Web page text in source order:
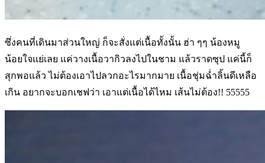
ซึ่งคนที่เดินมาส่วนใหญ่ ก็จะสั่งแต่เนื้อทั้งนั้น ฮ่า ๆๆ น้องหมู
น้อยใจแย่เลย แค่วางเนื้อวากิวลงไปในชาม แล้วราดซุป แค่นี้ก็
สุกพอแล้ว ไม่ต้องเอาไปลวกอะไรมากมาย เนื้อชุ่มฉ่ำลิ้นดีเหลือ
เกิน อยากจะบอกเชฟว่า เอาแต่เนื้อได้ไหม เส้นไม่ต้อง!! 55555